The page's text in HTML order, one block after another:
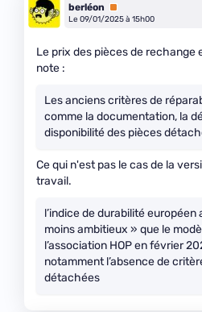
berléon
Premium
Le 09/01/2025 à 15h00
Le prix des pièces de rechange
note :
Les anciens critères de
comme la documentation, la
disponibilité des pièces
Ce qui n'est pas le cas de la
travail.
l’indice de durabilité
moins ambitieux » que le
l’association HOP en février
notamment l’absence de
détachées